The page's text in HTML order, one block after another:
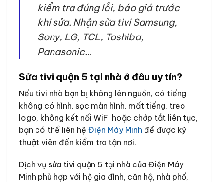
kiểm tra đúng lỗi, báo giá trước
khi sửa. Nhận sửa tivi Samsung,
Sony, LG, TCL, Toshiba,
Panasonic…
Sửa tivi quận 5 tại nhà ở đâu uy tín?
Nếu tivi nhà bạn bị không lên nguồn, có tiếng
không có hình, sọc màn hình, mất tiếng, treo
logo, không kết nối WiFi hoặc chớp tắt liên tục,
bạn có thể liên hệ Điện Máy Minh để được kỹ
thuật viên đến kiểm tra tận nơi.
Dịch vụ sửa tivi quận 5 tại nhà của Điện Máy
Minh phù hợp với hộ gia đình, căn hộ, nhà phố,